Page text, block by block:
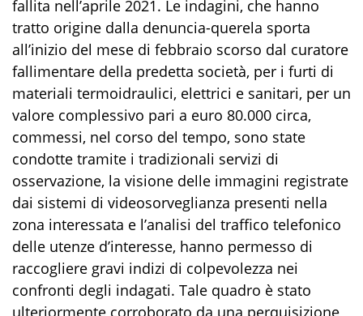
fallita nell’aprile 2021. Le indagini, che hanno
tratto origine dalla denuncia-querela sporta
all’inizio del mese di febbraio scorso dal curatore
fallimentare della predetta società, per i furti di
materiali termoidraulici, elettrici e sanitari, per un
valore complessivo pari a euro 80.000 circa,
commessi, nel corso del tempo, sono state
condotte tramite i tradizionali servizi di
osservazione, la visione delle immagini registrate
dai sistemi di videosorveglianza presenti nella
zona interessata e l’analisi del traffico telefonico
delle utenze d’interesse, hanno permesso di
raccogliere gravi indizi di colpevolezza nei
confronti degli indagati. Tale quadro è stato
ulteriormente corroborato da una perquisizione